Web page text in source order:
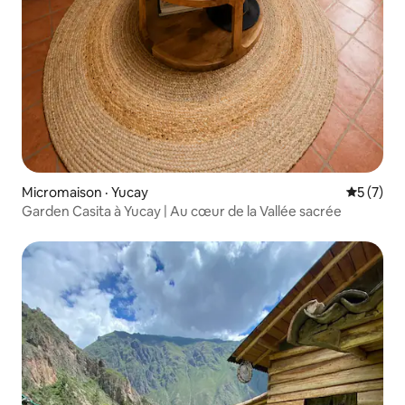
Micromaison · Yucay Note
5 (7)
Garden Casita à Yucay | Au cœur de la Vallée sacrée